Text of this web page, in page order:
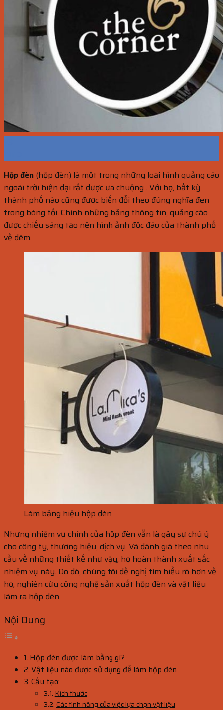
Hộp đèn (hộp đèn) là một trong những loại hình quảng cáo
ngoài trời hiện đại rất được ưa chuộng . Với họ, bất kỳ
thành phố nào cũng được biến đổi theo đúng nghĩa đen
trong bóng tối. Chính những bảng thông tin, quảng cáo
được chiếu sáng tạo nên hình ảnh độc đáo của thành phố
về đêm.
Làm bảng hiệu hộp đèn
Nhưng nhiệm vụ chính của hộp đèn vẫn là gây sự chú ý
cho công ty, thương hiệu, dịch vụ. Và đánh giá theo nhu
cầu về những thiết kế như vậy, họ hoàn thành xuất sắc
nhiệm vụ này. Do đó, chúng tôi đề nghị tìm hiểu rõ hơn về
họ, nghiên cứu công nghệ sản xuất hộp đèn và vật liệu
làm ra hộp đèn
Nội Dung
Hộp đèn được làm bằng gì?
Vật liệu nào được sử dụng để làm hộp đèn
Cấu tạo:
Kích thước
Các tính năng của việc lựa chọn vật liệu